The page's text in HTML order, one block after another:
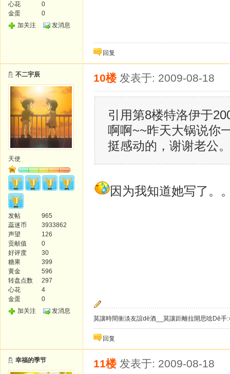
心花
0
金蛋
0
加关注
发消息
回复
不二宇辰
天使
发帖
965
蕊迷币
3933862
声望
126
贡献值
0
好评度
30
糖果
399
黄金
596
转盘点数
297
心花
4
金蛋
0
加关注
发消息
10楼 发表于: 2009-08-18
引用第8楼特洛伊于
啊啊~~昨天大锅说你
挺感动的，谢谢老公
因为我知道她写了。
莫讓時間衝淡友誼dē酒__莫讓距離拉開思唸Dē手:
回复
幸福的季节 11楼 发表于: 2009-08-18